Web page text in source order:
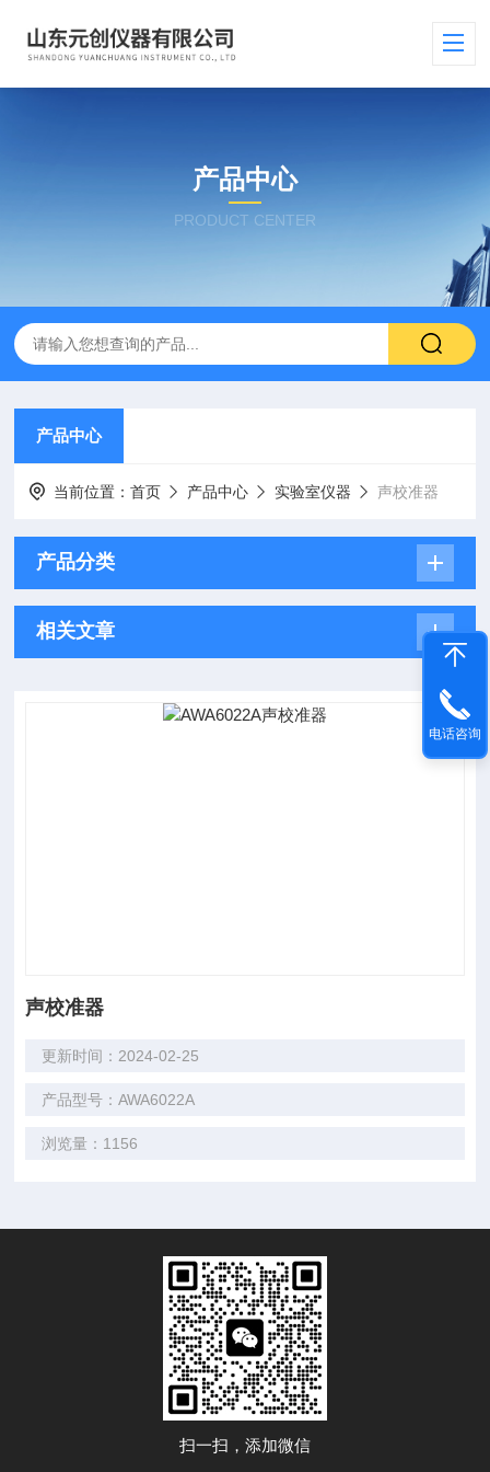
产品中心
PRODUCT CENTER
产品中心
当前位置：首页 产品中心 实验室仪器 声校准器
产品分类
相关文章
声校准器
更新时间：2024-02-25
产品型号：AWA6022A
浏览量：1156
扫一扫，添加微信
电话咨询